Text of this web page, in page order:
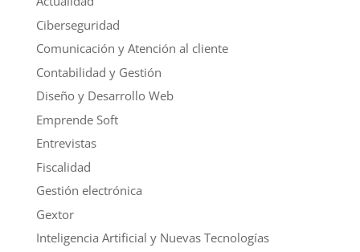
Ciberseguridad
Comunicación y Atención al cliente
Contabilidad y Gestión
Diseño y Desarrollo Web
Emprende Soft
Entrevistas
Fiscalidad
Gestión electrónica
Gextor
Inteligencia Artificial y Nuevas Tecnologías